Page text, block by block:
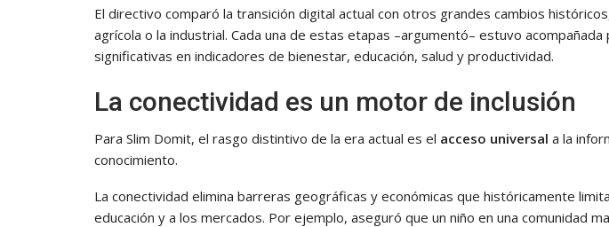
El directivo comparó la transición digital actual con otros grandes cambios
agrícola o la industrial. Cada una de estas etapas –argumentó– estuvo
significativas en indicadores de bienestar, educación, salud y productividad.
La conectividad es un motor de inclusión
Para Slim Domit, el rasgo distintivo de la era actual es el acceso universal a la
conocimiento.
La conectividad elimina barreras geográficas y económicas que históricamente
educación y a los mercados. Por ejemplo, aseguró que un niño en una comunidad